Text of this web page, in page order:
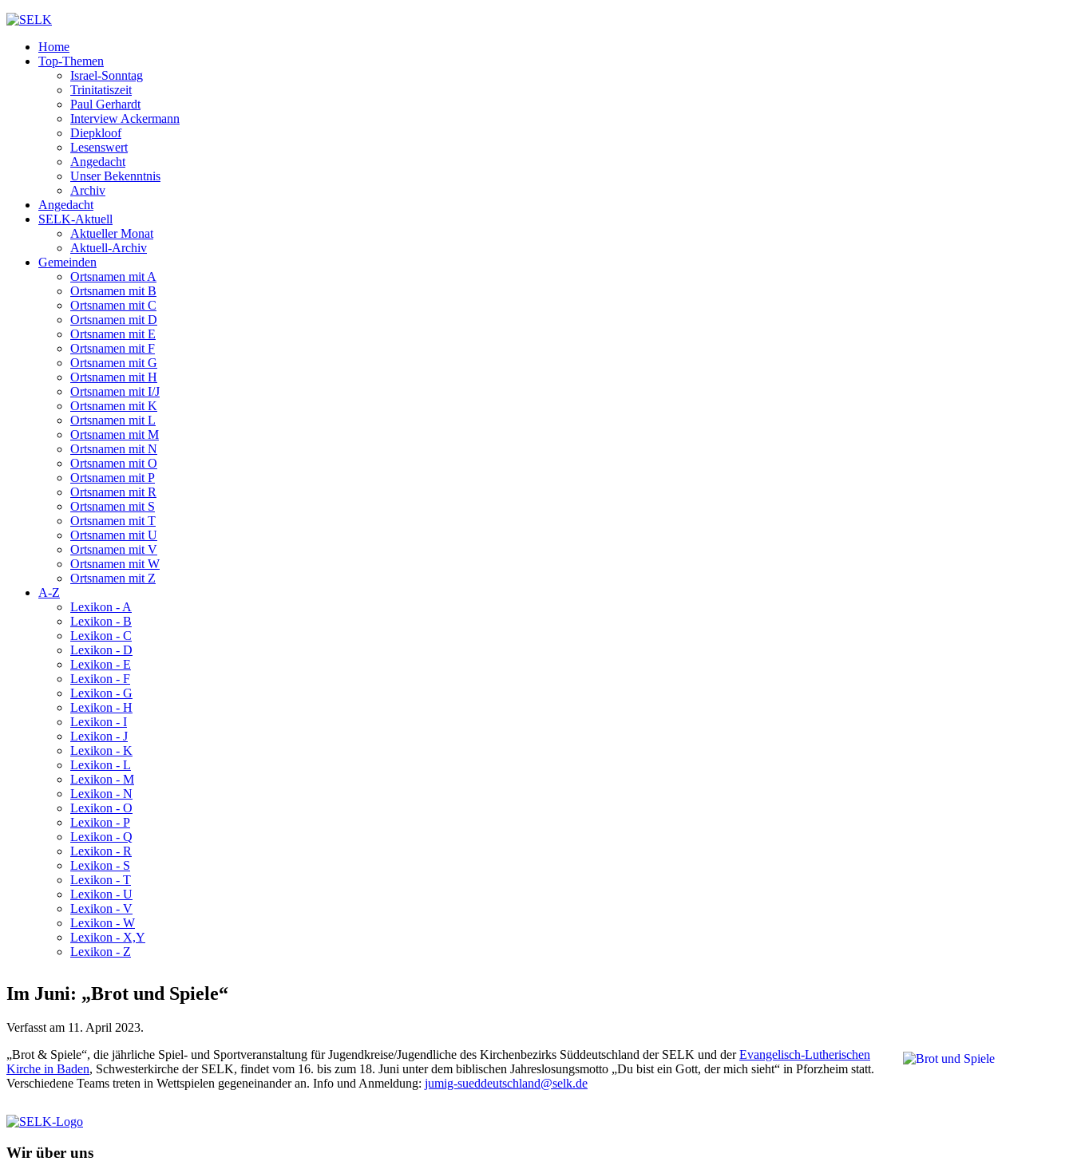
Home
Top-Themen
Israel-Sonntag
Trinitatiszeit
Paul Gerhardt
Interview Ackermann
Diepkloof
Lesenswert
Angedacht
Unser Bekenntnis
Archiv
Angedacht
SELK-Aktuell
Aktueller Monat
Aktuell-Archiv
Gemeinden
Ortsnamen mit A
Ortsnamen mit B
Ortsnamen mit C
Ortsnamen mit D
Ortsnamen mit E
Ortsnamen mit F
Ortsnamen mit G
Ortsnamen mit H
Ortsnamen mit I/J
Ortsnamen mit K
Ortsnamen mit L
Ortsnamen mit M
Ortsnamen mit N
Ortsnamen mit O
Ortsnamen mit P
Ortsnamen mit R
Ortsnamen mit S
Ortsnamen mit T
Ortsnamen mit U
Ortsnamen mit V
Ortsnamen mit W
Ortsnamen mit Z
A-Z
Lexikon - A
Lexikon - B
Lexikon - C
Lexikon - D
Lexikon - E
Lexikon - F
Lexikon - G
Lexikon - H
Lexikon - I
Lexikon - J
Lexikon - K
Lexikon - L
Lexikon - M
Lexikon - N
Lexikon - O
Lexikon - P
Lexikon - Q
Lexikon - R
Lexikon - S
Lexikon - T
Lexikon - U
Lexikon - V
Lexikon - W
Lexikon - X,Y
Lexikon - Z
Im Juni: „Brot und Spiele“
Verfasst am 11. April 2023.
„Brot & Spiele“, die jährliche Spiel- und Sportveranstaltung für Jugendkreise/Jugendliche des Kirchenbezirks Süddeutschland der SELK und derEvangelisch-Lutherischen
Kirche in Baden, Schwesterkirche der SELK, findet vom 16. bis zum 18. Juni unter dem biblischen Jahreslosungsmotto „Du bist ein Gott, der mich sieht“ in Pforzheim statt.
Verschiedene Teams treten in Wettspielen gegeneinander an. Info und Anmeldung: jumig-sueddeutschland@selk.de
Wir über uns